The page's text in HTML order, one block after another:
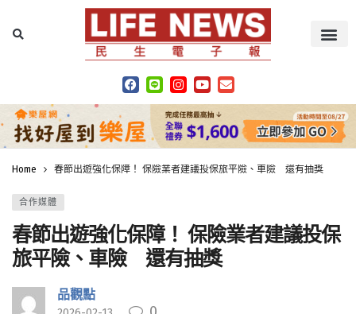
Home 春節出遊強化保障！ 保險業者建議投保旅平險、車險 還有抽獎
合作媒體
春節出遊強化保障！ 保險業者建議投保
旅平險、車險 還有抽獎
品觀點